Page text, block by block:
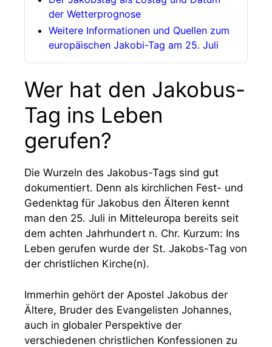
der Wetterprognose
Weitere Informationen und Quellen zum
europäischen Jakobi-Tag am 25. Juli
Wer hat den Jakobus-
Tag ins Leben
gerufen?
Die Wurzeln des Jakobus-Tags sind gut
dokumentiert. Denn als kirchlichen Fest- und
Gedenktag für Jakobus den Älteren kennt
man den 25. Juli in Mitteleuropa bereits seit
dem achten Jahrhundert n. Chr. Kurzum: Ins
Leben gerufen wurde der St. Jakobs-Tag von
der christlichen Kirche(n).
Immerhin gehört der Apostel Jakobus der
Ältere, Bruder des Evangelisten Johannes,
auch in globaler Perspektive der
verschiedenen christlichen Konfessionen zu